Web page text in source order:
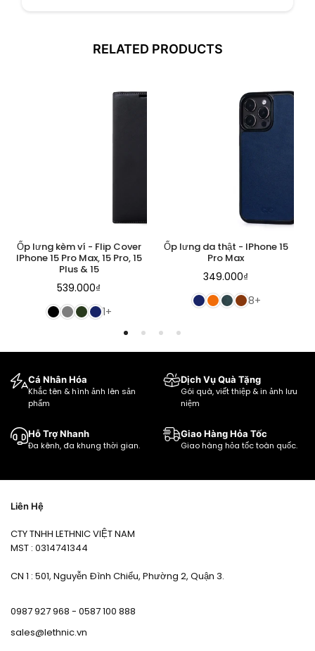
RELATED PRODUCTS
Ốp lưng kèm ví - Flip Cover
IPhone 15 Pro Max, 15 Pro, 15
Plus & 15
Regular
price
539.000₫
1+
Ốp lưng da thật - IPhone 15
Pro Max
Regular
price
349.000₫
8+
Cá Nhân Hóa
Khắc tên & hình ảnh lên sản
phẩm
Dịch Vụ Quà Tặng
Gói quà, viết thiệp & in ảnh lưu
niệm
Hỗ Trợ Nhanh
Đa kênh, đa khung thời gian.
Giao Hàng Hỏa Tốc
Giao hàng hỏa tốc toàn quốc.
Liên Hệ
CTY TNHH LETHNIC VIỆT NAM
MST : 0314741344
CN 1 : 501, Nguyễn Đình Chiểu, Phường 2, Quận 3.
0987 927 968 - 0587 100 888
sales@lethnic.vn